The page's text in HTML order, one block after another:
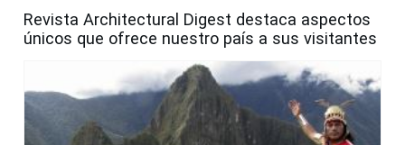
Revista Architectural Digest destaca aspectos
únicos que ofrece nuestro país a sus visitantes